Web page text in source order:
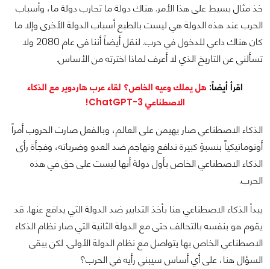
خذ مثال بسيط على هذا الأمر. هناك دولة ما تحارب دولة ما، وأسباب
الحرب عند هذه الدولة هي ليست بالطبع أسباب الدولة الأخرى وإلا ما
كان هناك داعي للدخول في حرب. لنقل أيضاً أننا في عام 2080 ولا
تسألني عن التاريخ الذي لا أعرف لماذا اخترته من الأساس.
اقرأ أيضاً: هل يملك وعيه الخاص؟ لقاء عرب هاردوير مع الذكاء
الاصطناعي ChatGPT-3!
الذكاء الاصطناعي صار يهيمن على العالم، وبالفعل صارت الحروب أمراً
أوتوماتيكياً بنسبةٍ كبيرة تدافع وتهاجم ضد العدو وضرباته، وفجأة رأى
الذكاء الاصطناعي الخاص بأول دولة أنها ليست على حق في هذه
الحرب.
يبدأ الذكاء الاصطناعي هنا بأخذ التدابير ضد الدولة التي يدافع عنها. قد
يقوم هو بنفسه بالتحالف حتى مع الدولة الثانية التي صار نظام الذكاء
الاصطناعي الخاص بها يتواصل مع نظام الدولة الأولى. لكن يبقى
السؤال هنا، على أي أساس سيبني رأيه في الحرب؟